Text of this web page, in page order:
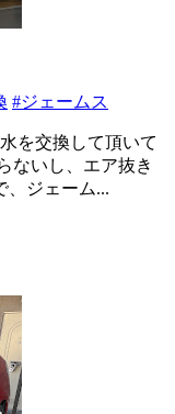
#ジェームス
を交換して頂いて
ないし、エア抜き
、ジェーム...